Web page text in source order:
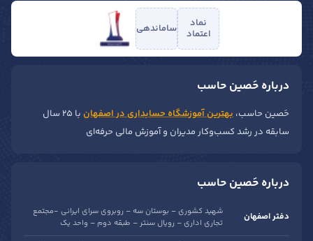
نماد
اعتماد
ساماندهی
درباره حَصین حاسب
حَصین حاسب، بهترین آموزشگاه حسابداری در اصفهان
با ۲۵ سال
سابقه در رشد کسب‌وکار مدیران و آموزش مالی حرفه‌ای
درباره حَصین حاسب
دفتر اصفهان
شهید کشوری – بوستان سه – روبروی سرای ایرانی -مجتمع
تجاری اداری – رویال سنتر – طبقه دوم – واحد یک